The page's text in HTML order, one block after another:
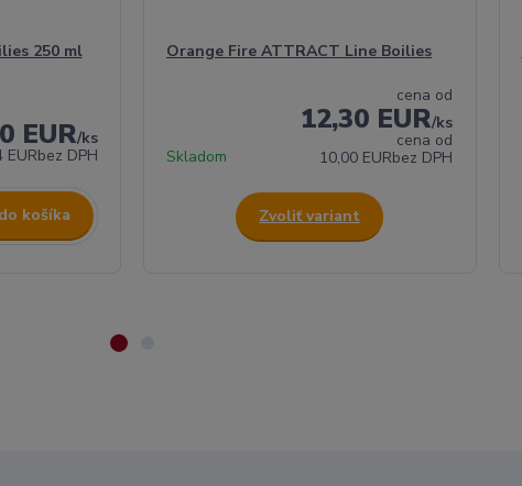
250 ml
EUR/ks
EURbez DPH
košíka
Orange Fire ATTRACT Line Boilies
cena od
12,30 EUR/ks
cena od
10,00 EURbez DPH
Skladom
Zvoliť variant